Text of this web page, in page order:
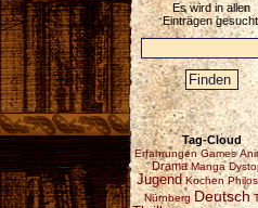
Es wird in allen
Einträgen
Tag-Cloud
Erfahrungen Games
Drama Manga
Jugend Kochen
Nürnberg Deutsch